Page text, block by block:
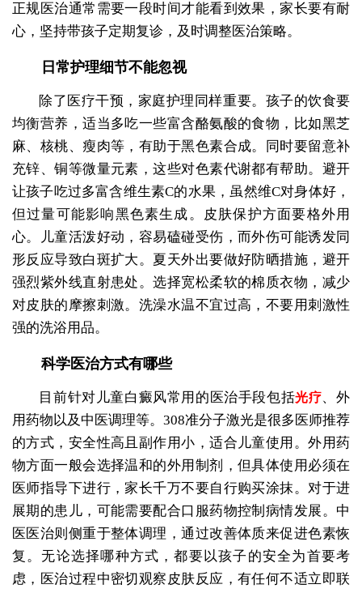
正规医治通常需要一段时间才能看到效果，家长要有耐
心，坚持带孩子定期复诊，及时调整医治策略。
日常护理细节不能忽视
除了医疗干预，家庭护理同样重要。孩子的饮食要
均衡营养，适当多吃一些富含酪氨酸的食物，比如黑芝
麻、核桃、瘦肉等，有助于黑色素合成。同时要留意补
充锌、铜等微量元素，这些对色素代谢都有帮助。避开
让孩子吃过多富含维生素C的水果，虽然维C对身体好，
但过量可能影响黑色素生成。皮肤保护方面要格外用
心。儿童活泼好动，容易磕碰受伤，而外伤可能诱发同
形反应导致白斑扩大。夏天外出要做好防晒措施，避开
强烈紫外线直射患处。选择宽松柔软的棉质衣物，减少
对皮肤的摩擦刺激。洗澡水温不宜过高，不要用刺激性
强的洗浴用品。
科学医治方式有哪些
目前针对儿童白癜风常用的医治手段包括光疗、外
用药物以及中医调理等。308准分子激光是很多医师推荐
的方式，安全性高且副作用小，适合儿童使用。外用药
物方面一般会选择温和的外用制剂，但具体使用必须在
医师指导下进行，家长千万不要自行购买涂抹。对于进
展期的患儿，可能需要配合口服药物控制病情发展。中
医医治则侧重于整体调理，通过改善体质来促进色素恢
复。无论选择哪种方式，都要以孩子的安全为首要考
虑，医治过程中密切观察皮肤反应，有任何不适立即联